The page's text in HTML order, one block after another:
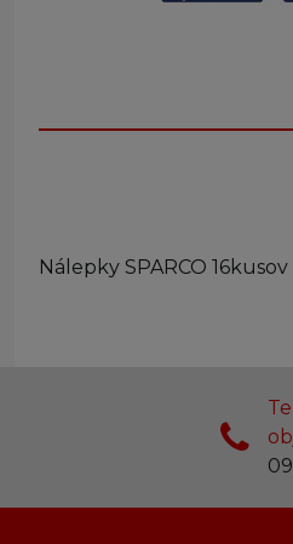
Nálepky SPARCO 16kusov